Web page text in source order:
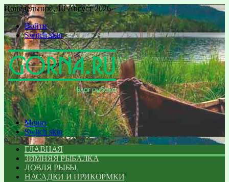
Понедельник , 10 Август 2026
Войти
Switch skin
Меню
Switch skin
ГЛАВНАЯ
ЗИМНЯЯ РЫБАЛКА
ЛОВЛЯ РЫБЫ
НАСАДКИ И ПРИКОРМКИ